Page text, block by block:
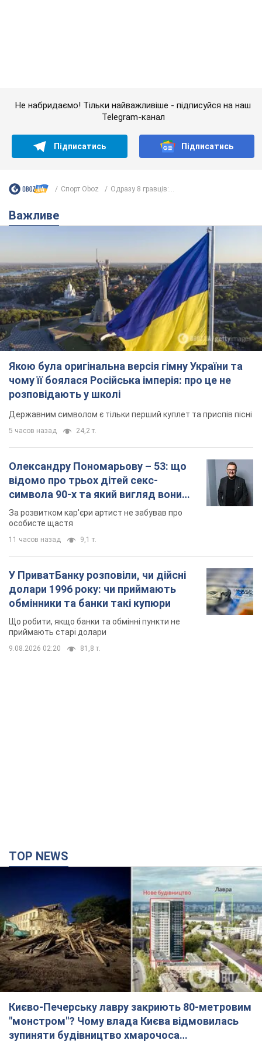
Важливе
Якою була оригінальна версія гімну України та
чому її боялася Російська імперія: про це не
розповідають у школі
Державним символом є тільки перший куплет та приспів пісні
5 часов назад 24,2 т.
Олександру Пономарьову – 53: що
відомо про трьох дітей секс-
символа 90-х та який вигляд вони
мають
За розвитком кар'єри артист не забував про
долари 1996 року: чи приймають
обмінники та банки такі купюри
приймають старі долари
Києво-Печерську лавру закриють 80-метровим
"монстром"? Чому влада Києва відмовилась
зупиняти будівництво хмарочоса
"московського вірянина"
Яка реакція Кличка на петицію щодо скасування будівництва
3 часа назад 25,2 т.
Армія РФ запустила по Одесі 11 ракет різного
типу та до 100 дронів: горіли історичні будівлі,
є постраждалі. Фото та відео
Для терору ворог застосував ракети та дрони